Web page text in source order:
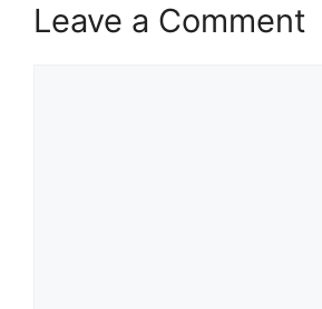
Leave a Comment